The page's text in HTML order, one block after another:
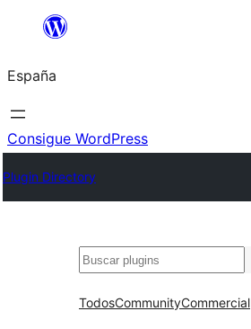
Saltar
contenido
España
Consigue WordPress
Plugin Directory
Buscar
TodosCommunityCommercial